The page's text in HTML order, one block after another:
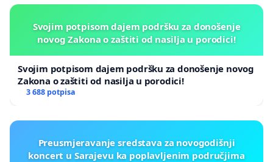
Svojim potpisom dajem podršku za donošenje
novog Zakona o zaštiti od nasilja u porodici!
Svojim potpisom dajem podršku za donošenje novog
Zakona o zaštiti od nasilja u porodici!
3 688 potpisa
Preusmjeravanje sredstava za novogodišnji
koncert u Sarajevu ka poplavljenim područjima